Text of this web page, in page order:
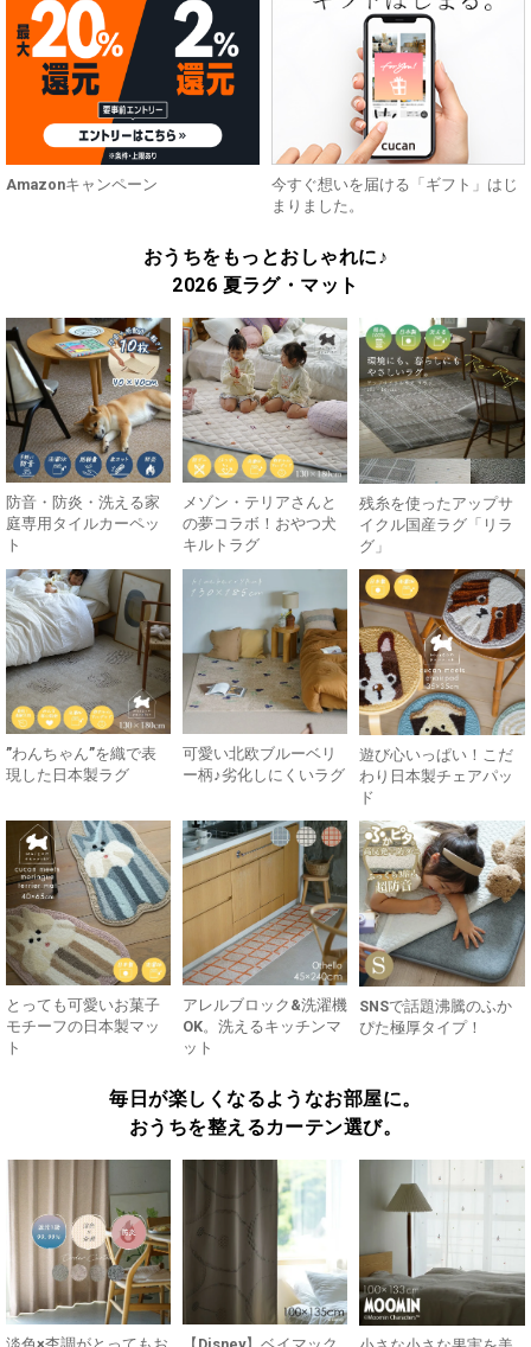
Amazonキャンペーン
今すぐ想いを届ける「ギフト」はじ
まりました。
おうちをもっとおしゃれに♪
2026 夏ラグ・マット
防音・防炎・洗える家
庭専用タイルカーペッ
ト
メゾン・テリアさんと
の夢コラボ！おやつ犬
キルトラグ
残糸を使ったアップサ
イクル国産ラグ「リラ
グ」
”わんちゃん”を織で表
現した日本製ラグ
可愛い北欧ブルーベリ
ー柄♪劣化しにくいラグ
遊び心いっぱい！こだ
わり日本製チェアパッ
ド
とっても可愛いお菓子
モチーフの日本製マッ
ト
アレルブロック&洗濯機
OK。洗えるキッチンマ
ット
SNSで話題沸騰のふか
ぴた極厚タイプ！
毎日が楽しくなるようなお部屋に。
おうちを整えるカーテン選び。